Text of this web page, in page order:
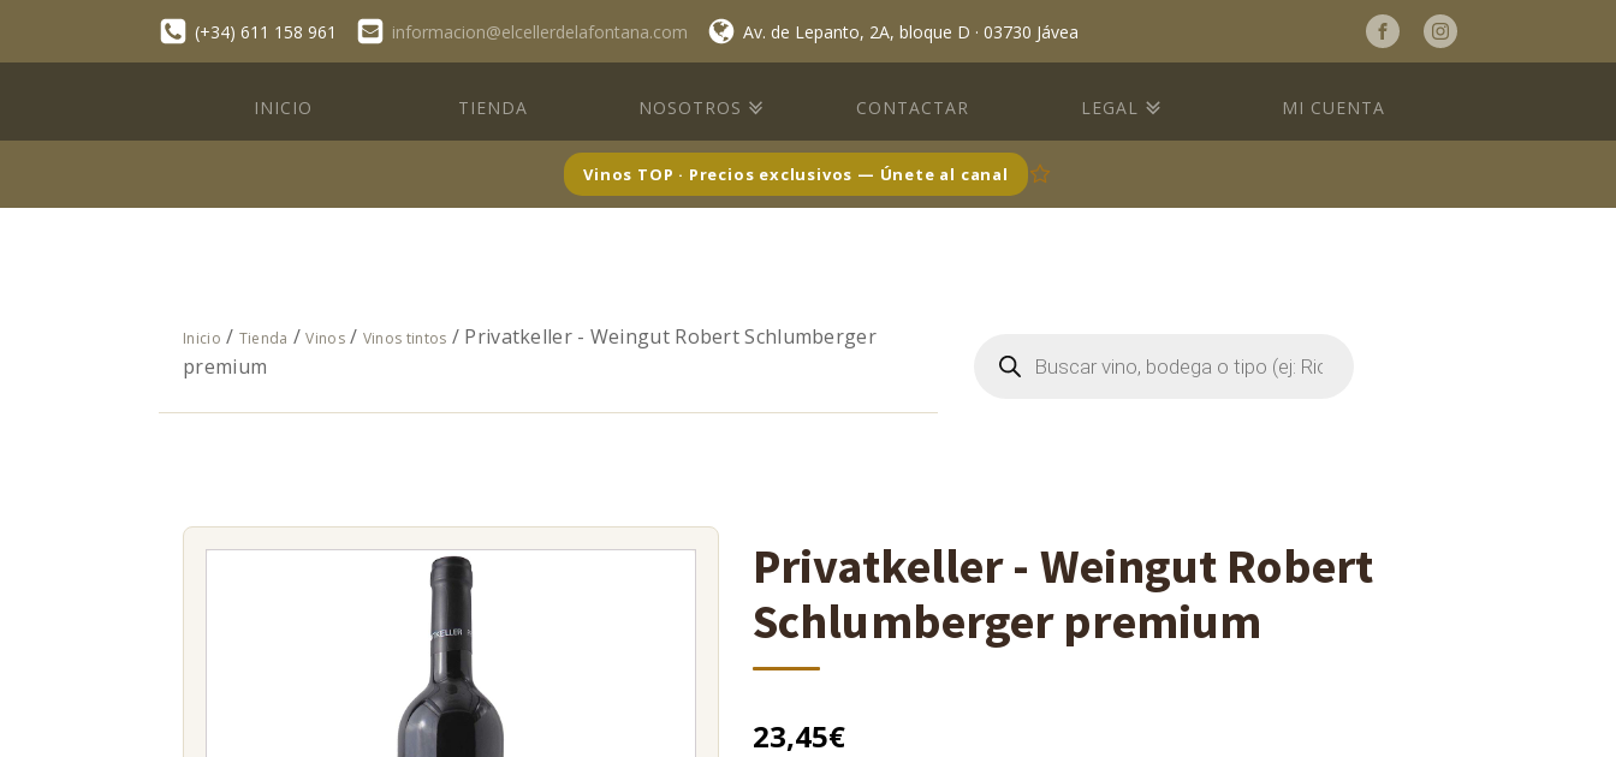
(+34) 611 158 961 informacion@elcellerdelafontana.com Av. de Lepanto, 2A, bloque D · 03730 Jávea
INICIO TIENDA NOSOTROS CONTACTAR LEGAL MI CUENTA
Vinos TOP · Precios exclusivos — Únete al canal
Inicio / Tienda /Vinos/ Vinos tintos / Privatkeller - Weingut Robert Schlumberger
premium
Búsqueda
Privatkeller - Weingut Robert
Schlumberger premium
23,45€